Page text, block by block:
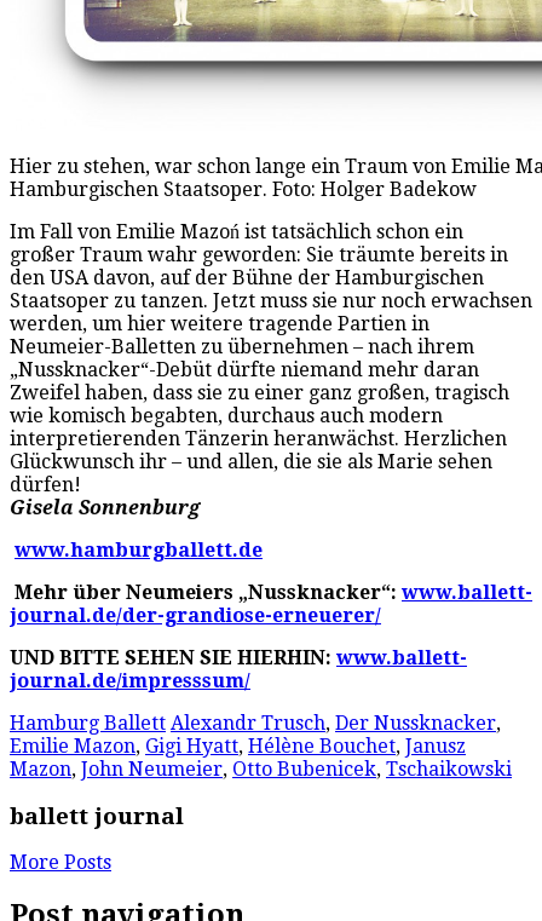
Hier zu stehen, war schon lange ein Traum von Emilie
Hamburgischen Staatsoper. Foto: Holger Badekow
Im Fall von Emilie Mazoń ist tatsächlich schon ein
großer Traum wahr geworden: Sie träumte bereits in
den USA davon, auf der Bühne der Hamburgischen
Staatsoper zu tanzen. Jetzt muss sie nur noch erwachsen
werden, um hier weitere tragende Partien in
Neumeier-Balletten zu übernehmen – nach ihrem
„Nussknacker“-Debüt dürfte niemand mehr daran
Zweifel haben, dass sie zu einer ganz großen, tragisch
wie komisch begabten, durchaus auch modern
interpretierenden Tänzerin heranwächst. Herzlichen
Glückwunsch ihr – und allen, die sie als Marie sehen
dürfen!
Gisela Sonnenburg
www.hamburgballett.de
Mehr über Neumeiers „Nussknacker“: www.ballett-
journal.de/der-grandiose-erneuerer/
UND BITTE SEHEN SIE HIERHIN: www.ballett-
journal.de/impresssum/
Hamburg Ballett Alexandr Trusch, Der Nussknacker,
Emilie Mazon, Gigi Hyatt, Hélène Bouchet, Janusz
Mazon, John Neumeier, Otto Bubenicek, Tschaikowski
ballett journal
More Posts